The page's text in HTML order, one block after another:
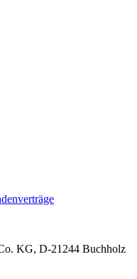
KG, D-21244 Buchholz